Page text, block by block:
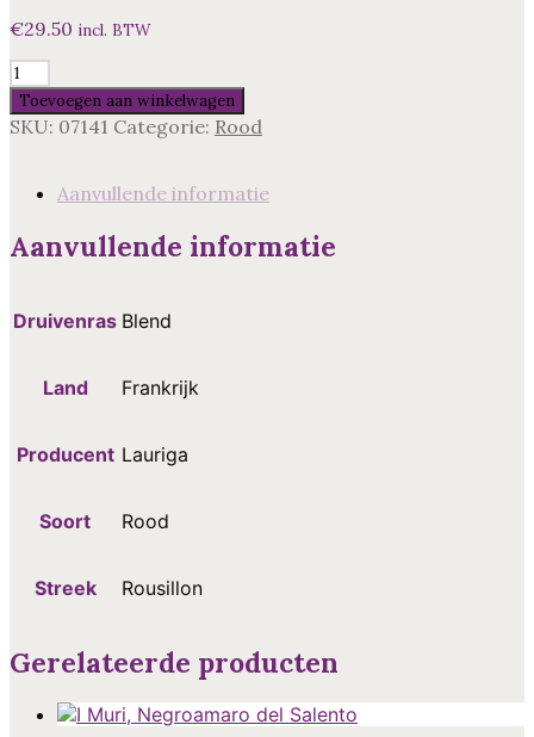
€29.50 incl. BTW
Chateau
Lauriga
Laurinya,
Toevoegen aan winkelwagen
SKU: 07141 Categorie: Rood
Aanvullende informatie
Aanvullende informatie
Druivenras Blend
Land Frankrijk
Producent Lauriga
Soort Rood
Streek Rousillon
Gerelateerde producten